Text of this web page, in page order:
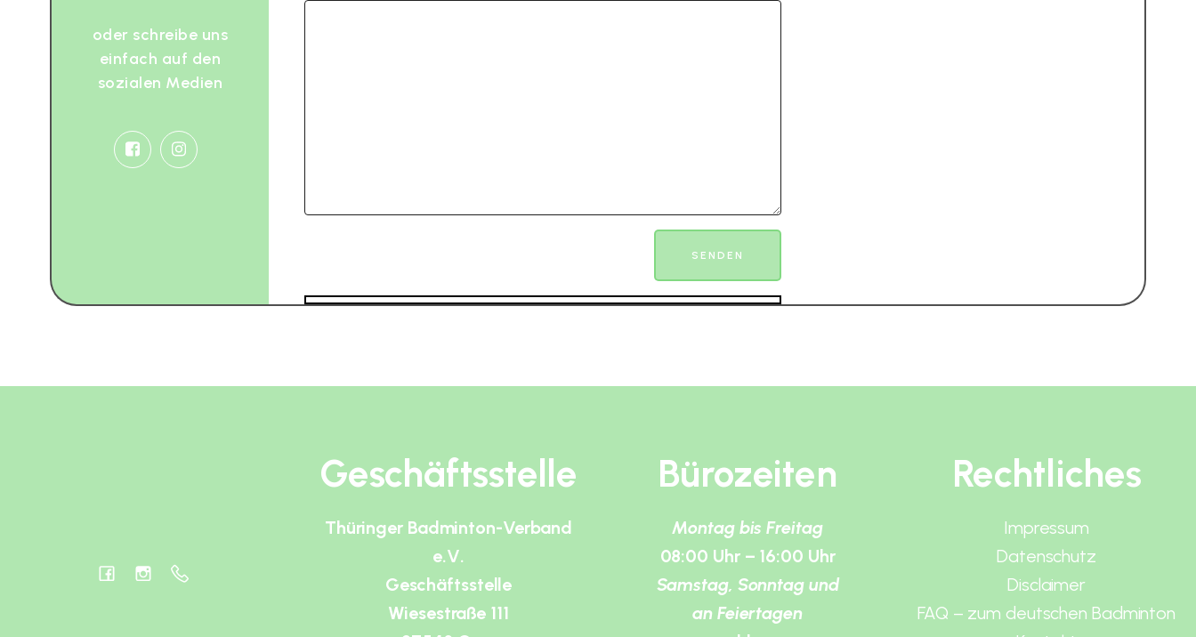
oder schreibe uns
einfach auf den
sozialen Medien
Geschäftsstelle
Thüringer Badminton-Verband
e.V.
Geschäftsstelle
Wiesestraße 111
Bürozeiten
Montag bis Freitag
08:00 Uhr – 16:00 Uhr
Samstag, Sonntag und
an Feiertagen
Rechtliches
Impressum
Datenschutz
Disclaimer
FAQ – zum deutschen Badminton